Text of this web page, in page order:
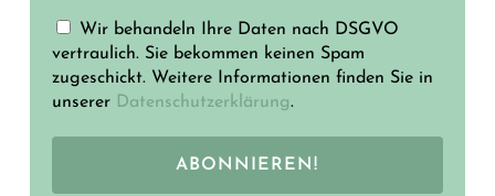
Wir behandeln Ihre Daten nach DSGVO
vertraulich. Sie bekommen keinen Spam
zugeschickt. Weitere Informationen finden Sie in
unserer Datenschutzerklärung.